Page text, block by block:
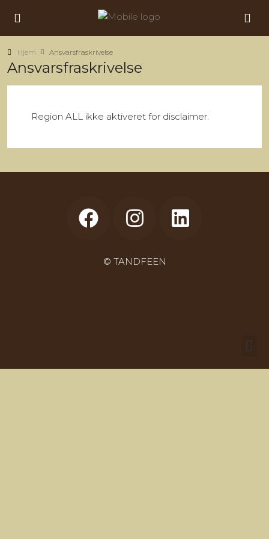
Hjem Ansvarsfraskrivelse
Ansvarsfraskrivelse
Region ALL ikke aktiveret for disclaimer.
© TANDFEEN